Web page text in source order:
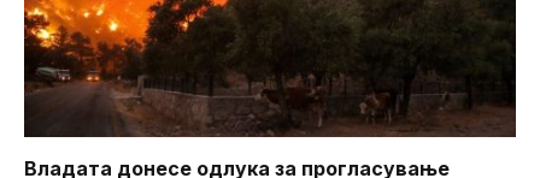
Владата донесе одлука за прогласување